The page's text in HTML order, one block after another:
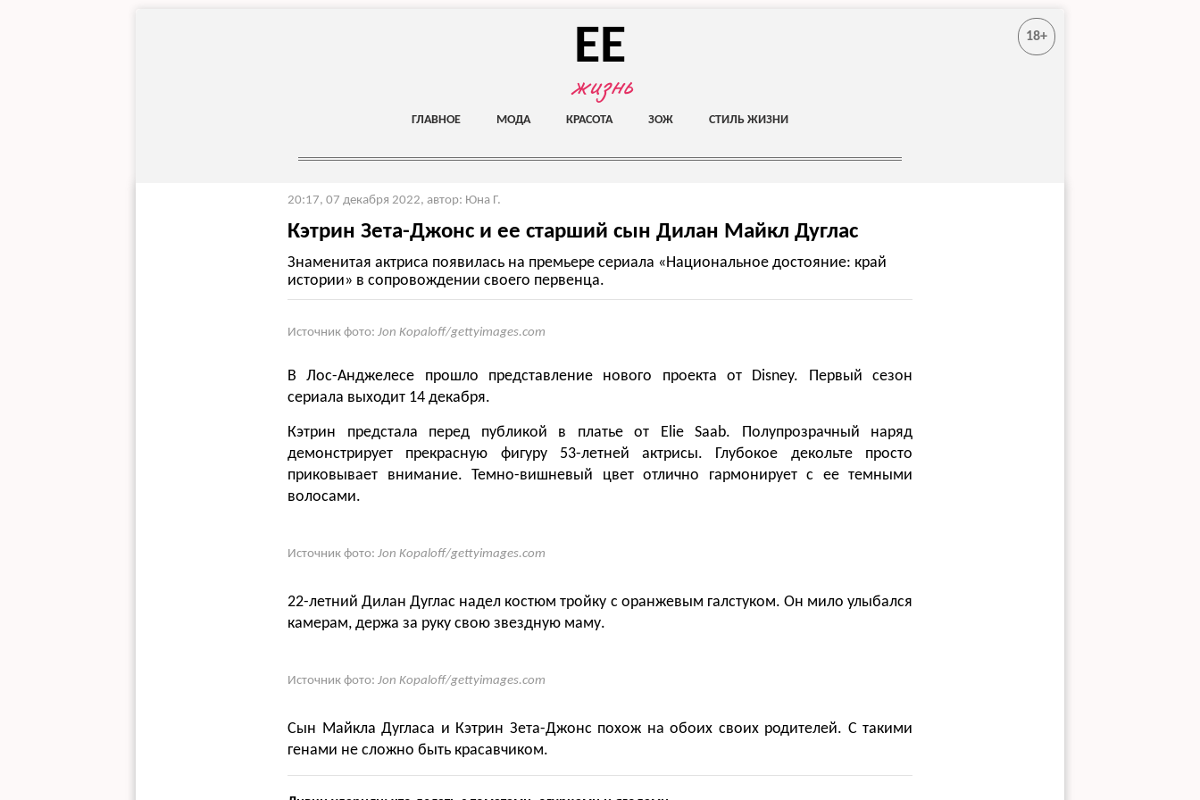
EE
жизнь
18+
ГЛАВНОЕ МОДА КРАСОТА ЗОЖ СТИЛЬ ЖИЗНИ
20:17, 07 декабря 2022, автор: Юна Г.
Кэтрин Зета-Джонс и ее старший сын Дилан Майкл Дуглас
Знаменитая актриса появилась на премьере сериала «Национальное достояние: край
истории» в сопровождении своего первенца.
Источник фото: Jon Kopaloff/gettyimages.com
В Лос-Анджелесе прошло представление нового проекта от Disney. Первый сезон
сериала выходит 14 декабря.
Кэтрин предстала перед публикой в платье от Elie Saab. Полупрозрачный наряд
демонстрирует прекрасную фигуру 53-летней актрисы. Глубокое декольте просто
приковывает внимание. Темно-вишневый цвет отлично гармонирует с ее темными
волосами.
Источник фото: Jon Kopaloff/gettyimages.com
22-летний Дилан Дуглас надел костюм тройку с оранжевым галстуком. Он мило улыбался
камерам, держа за руку свою звездную маму.
Источник фото: Jon Kopaloff/gettyimages.com
Сын Майкла Дугласа и Кэтрин Зета-Джонс похож на обоих своих родителей. С такими
генами не сложно быть красавчиком.